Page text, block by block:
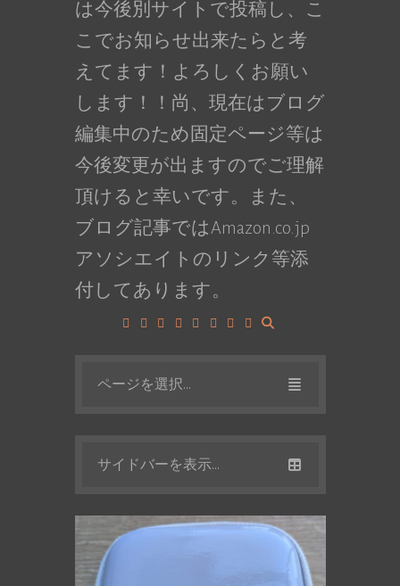
は今後別サイトで投稿し、こ
こでお知らせ出来たらと考
えてます！よろしくお願い
します！！尚、現在はブログ
編集中のため固定ページ等は
今後変更が出ますのでご理解
頂けると幸いです。また、
ブログ記事ではAmazon.co.jp
アソシエイトのリンク等添
付してあります。
ページを選択...
サイドバーを表示...